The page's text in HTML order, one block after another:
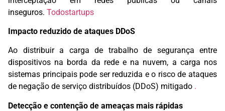
inseguros. Todostartups
Impacto reduzido de ataques DDoS
Ao distribuir a carga de trabalho de segurança entre
dispositivos na borda da rede e na nuvem, a carga nos
sistemas principais pode ser reduzida e o risco de ataques
de negação de serviço distribuídos (DDoS) mitigado .
Detecção e contenção de ameaças mais rápidas